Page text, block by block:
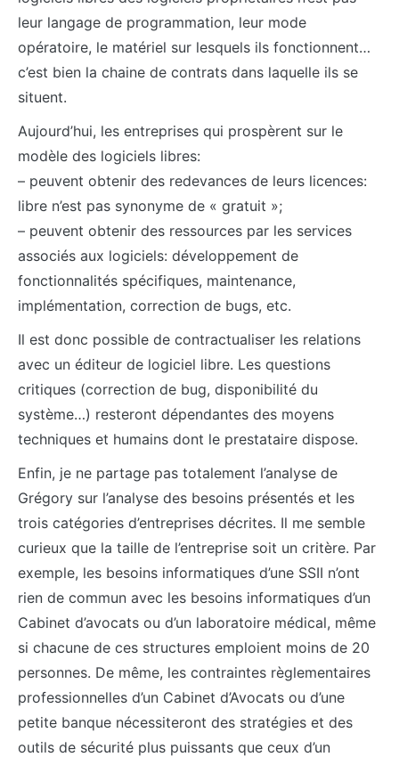
leur langage de programmation, leur mode
opératoire, le matériel sur lesquels ils fonctionnent…
c’est bien la chaine de contrats dans laquelle ils se
situent.
Aujourd’hui, les entreprises qui prospèrent sur le
modèle des logiciels libres:
– peuvent obtenir des redevances de leurs licences:
libre n’est pas synonyme de « gratuit »;
– peuvent obtenir des ressources par les services
associés aux logiciels: développement de
fonctionnalités spécifiques, maintenance,
implémentation, correction de bugs, etc.
Il est donc possible de contractualiser les relations
avec un éditeur de logiciel libre. Les questions
critiques (correction de bug, disponibilité du
système…) resteront dépendantes des moyens
techniques et humains dont le prestataire dispose.
Enfin, je ne partage pas totalement l’analyse de
Grégory sur l’analyse des besoins présentés et les
trois catégories d’entreprises décrites. Il me semble
curieux que la taille de l’entreprise soit un critère. Par
exemple, les besoins informatiques d’une SSII n’ont
rien de commun avec les besoins informatiques d’un
Cabinet d’avocats ou d’un laboratoire médical, même
si chacune de ces structures emploient moins de 20
personnes. De même, les contraintes règlementaires
professionnelles d’un Cabinet d’Avocats ou d’une
petite banque nécessiteront des stratégies et des
outils de sécurité plus puissants que ceux d’un